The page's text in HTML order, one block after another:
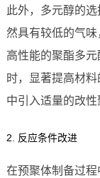
此外，多元醇的
然具有较低的气
高性能的聚酯多
时，显著提高材
中引入适量的改性
2. 反应条件改进
在预聚体制备过